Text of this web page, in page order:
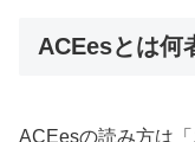
ACEesとは何
ACEesの読み方は「